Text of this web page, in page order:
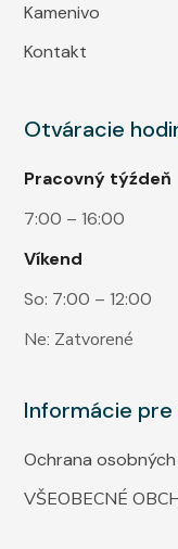
Kamenivo
Kontakt
Otváracie
Pracovný týźdeň
7:00 – 16:00
Víkend
So: 7:00 – 12:00
Ne: Zatvorené
Informácie pre
Ochrana
VŠEOBECNÉ